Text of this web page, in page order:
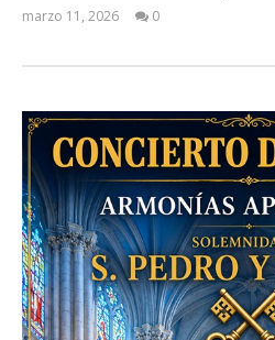
marzo 11, 2026
0